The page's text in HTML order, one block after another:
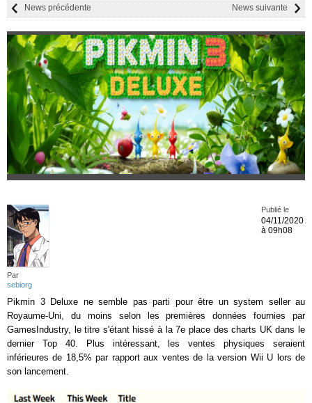
News suivante
News précédente
Par
sebiorg
Publié le
04/11/2020
à 09h08
Pikmin 3 Deluxe ne semble pas parti pour être un system seller au
Royaume-Uni, du moins selon les premières données fournies par
GamesIndustry, le titre s'étant hissé à la 7e place des charts UK dans le
dernier Top 40. Plus intéressant, les ventes physiques seraient
inférieures de 18,5% par rapport aux ventes de la version Wii U lors de
son lancement.